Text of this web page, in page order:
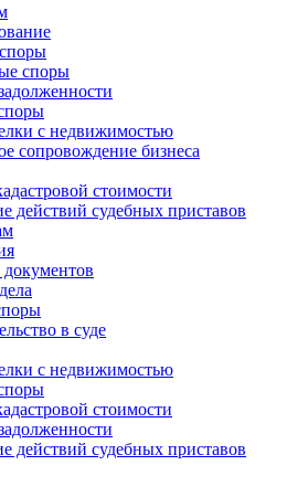
споры
с недвижимостью
сопровождение бизнеса
стоимости
действий судебных приставов
в суде
с недвижимостью
стоимости
действий судебных приставов